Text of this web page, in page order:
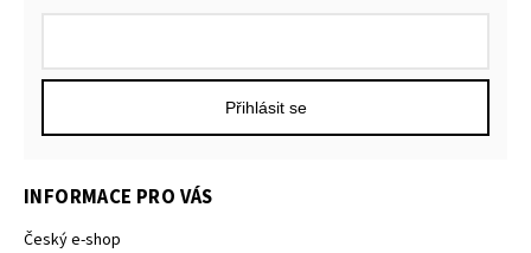
INFORMACE PRO VÁS
Český e-shop
Přihlásit se